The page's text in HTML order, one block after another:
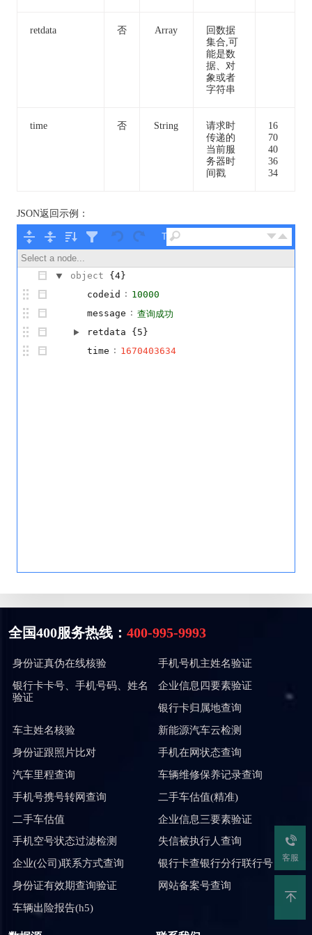
retdata 否 Array
回数据
集合,可
能是数
据、对
象或者
字符串
time 否 String
请求时
传递的
当前服
务器时
间戳
16
70
40
36
34
JSON返回示例：
Tree ▾
Select a node...
object
{4}
codeid : 10000
message : 查询成功
retdata
{5}
time : 1670403634
全国400服务热线： 400-995-9993
身份证真伪在线核验
手机号机主姓名验证
银行卡卡号、手机号码、姓名
验证
企业信息四要素验证
银行卡归属地查询
车主姓名核验
新能源汽车云检测
身份证跟照片比对
手机在网状态查询
汽车里程查询
车辆维修保养记录查询
手机号携号转网查询
二手车估值(精准)
二手车估值
企业信息三要素验证
手机空号状态过滤检测
失信被执行人查询
企业(公司)联系方式查询
银行卡查银行分行联行号
身份证有效期查询验证
网站备案号查询
车辆出险报告(h5)
客服